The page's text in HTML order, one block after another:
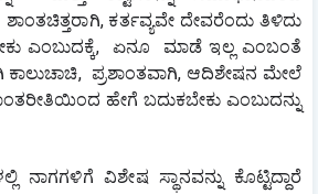
ಕರ್ತವ್ಯವೇ ದೇವರೆಂದು ತಿಳಿದು
ಎಂಬುದಕ್ಕೆ,  ಏನೂ  ಮಾಡೆ ಇಲ್ಲ ಎಂಬಂತೆ
ಕಾಲುಚಾಚಿ,  ಪ್ರಶಾಂತವಾಗಿ, ಆದಿಶೇಷನ ಮೇಲೆ
ನಾಗಗಳಿಗೆ ವಿಶೇಷ ಸ್ಥಾನವನ್ನು ಕೊಟ್ಟಿದ್ದಾರೆ